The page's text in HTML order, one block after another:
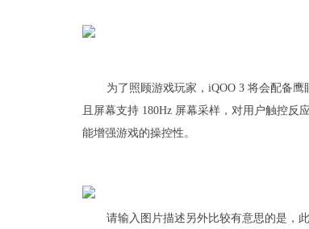
为了照顾游戏玩家，iQOO 3 将会配备
且屏幕支持 180Hz 屏幕采样，对用户触控反
能增强游戏的操控性。
请输入图片描述另外比较有意思的是，